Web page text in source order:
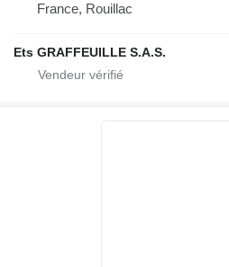
France, Rouillac
Ets GRAFFEUILLE S.A.S.